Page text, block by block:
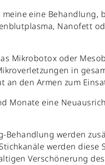
eine
Nanofett
Mikrobotox oder
in
an den Armen zum
Monate eine
werden
werden
Verschönerung